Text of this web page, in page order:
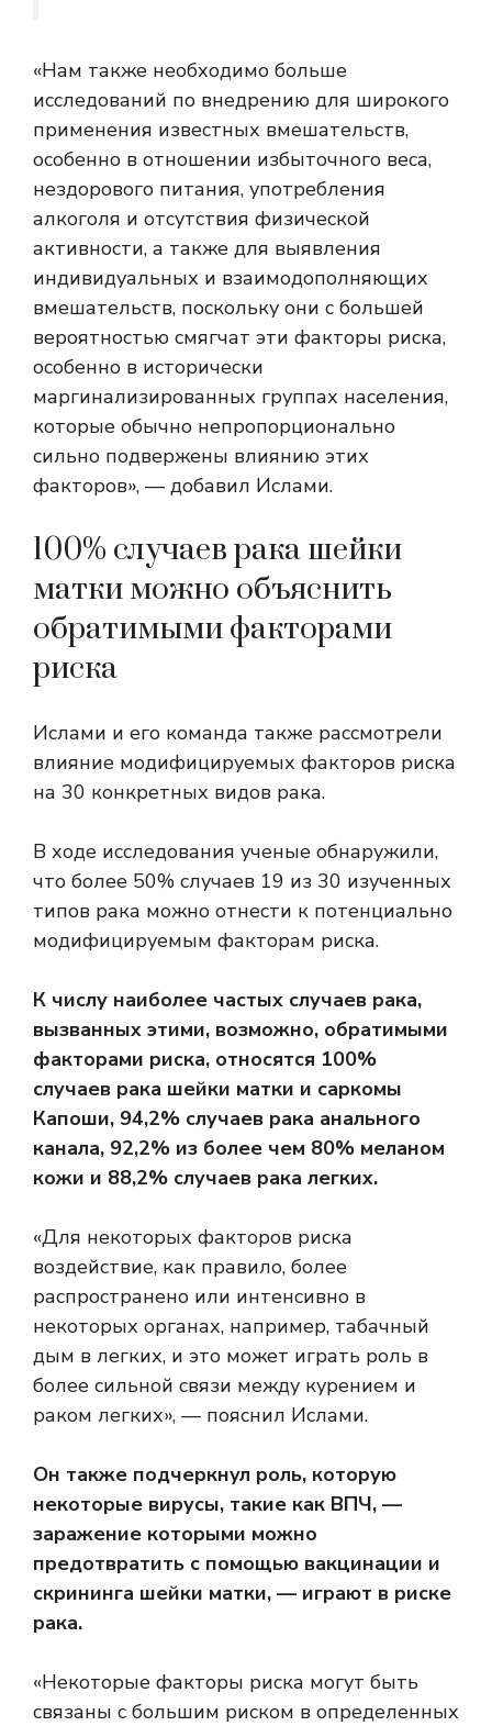
«Нам также необходимо больше
исследований по внедрению для широкого
применения известных вмешательств,
особенно в отношении избыточного веса,
нездорового питания, употребления
алкоголя и отсутствия физической
активности, а также для выявления
индивидуальных и взаимодополняющих
вмешательств, поскольку они с большей
вероятностью смягчат эти факторы риска,
особенно в исторически
маргинализированных группах населения,
которые обычно непропорционально
сильно подвержены влиянию этих
факторов», — добавил Ислами.
100% случаев рака шейки
матки можно объяснить
обратимыми факторами
риска
Ислами и его команда также рассмотрели
влияние модифицируемых факторов риска
на 30 конкретных видов рака.
В ходе исследования ученые обнаружили,
что более 50% случаев 19 из 30 изученных
типов рака можно отнести к потенциально
модифицируемым факторам риска.
К числу наиболее частых случаев рака,
вызванных этими, возможно, обратимыми
факторами риска, относятся 100%
случаев рака шейки матки и саркомы
Капоши, 94,2% случаев рака анального
канала, 92,2% из более чем 80% меланом
кожи и 88,2% случаев рака легких.
«Для некоторых факторов риска
воздействие, как правило, более
распространено или интенсивно в
некоторых органах, например, табачный
дым в легких, и это может играть роль в
более сильной связи между курением и
раком легких», — пояснил Ислами.
Он также подчеркнул роль, которую
некоторые вирусы, такие как ВПЧ, —
заражение которыми можно
предотвратить с помощью вакцинации и
скрининга шейки матки, — играют в риске
рака.
«Некоторые факторы риска могут быть
связаны с большим риском в определенных